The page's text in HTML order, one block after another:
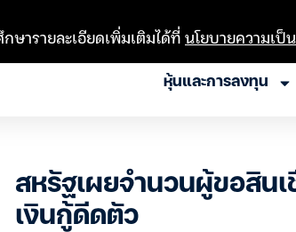
หุ้นและการลงทุน
สหรัฐเผยจำนวนผู้ขอสิน
เงินกู้ดีดตัว
ษารายละเอียดเพิ่มเติมได้ที่นโยบายความเป็